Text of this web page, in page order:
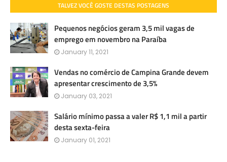
TALVEZ VOCÊ GOSTE DESTAS POSTAGENS
Pequenos negócios geram 3,5 mil vagas de
emprego em novembro na Paraíba
January 11, 2021
Vendas no comércio de Campina Grande devem
apresentar crescimento de 3,5%
January 03, 2021
Salário mínimo passa a valer R$ 1,1 mil a partir
desta sexta-feira
January 01, 2021